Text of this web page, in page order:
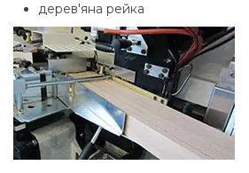
дерев'яна рейка